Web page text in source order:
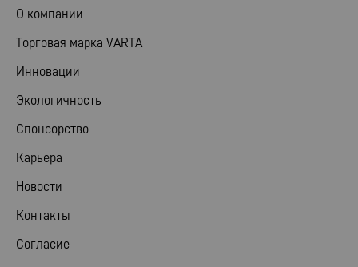
О компании
Торговая марка VARTA
Инновации
Экологичность
Спонсорство
Карьера
Новости
Контакты
Согласие